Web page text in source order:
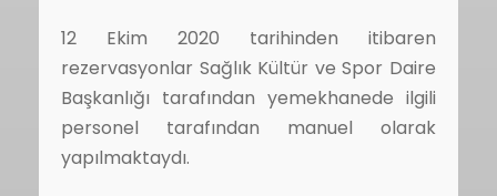
12 Ekim 2020 tarihinden itibaren
rezervasyonlar Sağlık Kültür ve Spor Daire
Başkanlığı tarafından yemekhanede ilgili
personel tarafından manuel olarak
yapılmaktaydı.